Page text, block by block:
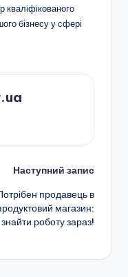
кваліфікованого
бізнесу у сфері
Наступний запис
продавець в
магазин:
знайти роботу зараз!